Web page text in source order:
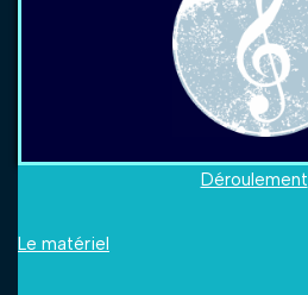
Déroulement
Le matériel